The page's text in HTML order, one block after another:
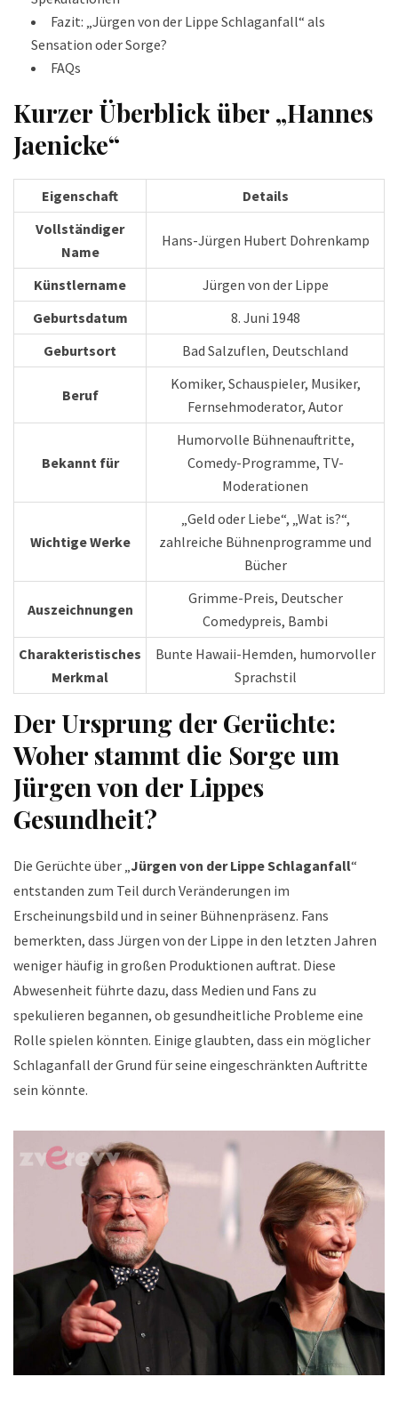
Fazit: „Jürgen von der Lippe Schlaganfall“ als
Sensation oder Sorge?
FAQs
Kurzer Überblick über „Hannes
Jaenicke“
Eigenschaft
Details
Vollständiger
Name
Hans-Jürgen Hubert Dohrenkamp
Künstlername
Jürgen von der Lippe
Geburtsdatum
8. Juni 1948
Geburtsort
Bad Salzuflen, Deutschland
Beruf
Komiker, Schauspieler, Musiker,
Fernsehmoderator, Autor
Bekannt für
Humorvolle Bühnenauftritte,
Comedy-Programme, TV-
Moderationen
Wichtige Werke
„Geld oder Liebe“, „Wat is?“,
zahlreiche Bühnenprogramme und
Bücher
Auszeichnungen
Grimme-Preis, Deutscher
Comedypreis, Bambi
Charakteristisches
Merkmal
Bunte Hawaii-Hemden, humorvoller
Sprachstil
Der Ursprung der Gerüchte:
Woher stammt die Sorge um
Jürgen von der Lippes
Gesundheit?
Die Gerüchte über „ Jürgen von der Lippe Schlaganfall“
entstanden zum Teil durch Veränderungen im
Erscheinungsbild und in seiner Bühnenpräsenz. Fans
bemerkten, dass Jürgen von der Lippe in den letzten Jahren
weniger häufig in großen Produktionen auftrat. Diese
Abwesenheit führte dazu, dass Medien und Fans zu
spekulieren begannen, ob gesundheitliche Probleme eine
Rolle spielen könnten. Einige glaubten, dass ein möglicher
Schlaganfall der Grund für seine eingeschränkten Auftritte
sein könnte.